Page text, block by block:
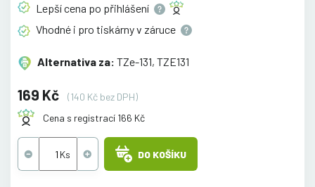
Lepší cena po přihlášení
Vhodné i pro tiskárny v záruce
Alternativa za: TZe-131, TZE131
169 Kč
(140 Kč bez DPH)
Cena s registrací 166 Kč
DO KOŠÍKU